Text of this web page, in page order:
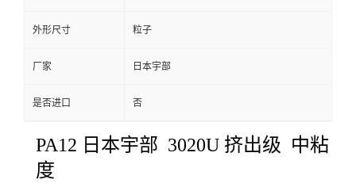
外形尺寸 粒子
厂家 日本宇部
是否进口 否
PA12 日本宇部 3020U 挤出级 中粘
度